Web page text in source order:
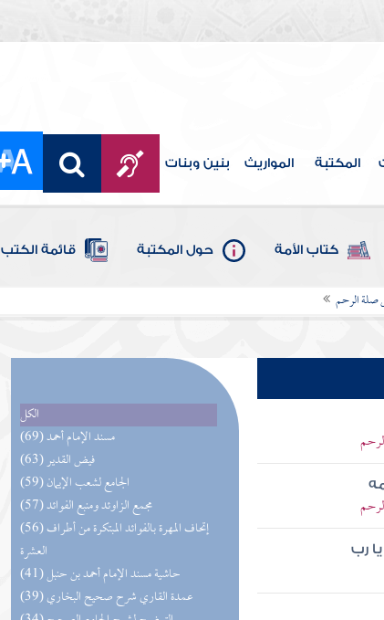
المكتبة المواريث بنين وبنات
كتاب الأمة حول المكتبة قائمة الكتب
الرحم
الكل
(69) مسند الإمام أحمد
(63) فيض القدير
(59) الجامع لشعب الإيمان
(57) مجمع الزاوئد ومنبع الفوائد
(56) إتحاف المهرة بالفوائد المبتكرة من أطراف
العشرة
(41) حاشية مسند الإمام أحمد بن حنبل
(39) عمدة القاري شرح صحيح البخاري
رب